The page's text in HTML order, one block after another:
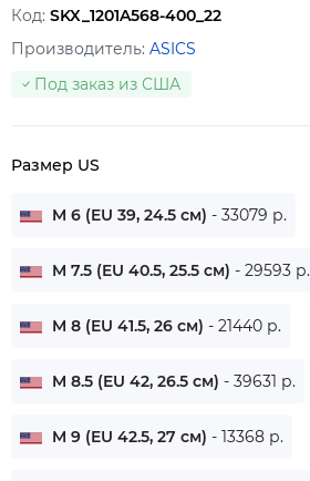
Код: SKX_1201A568-400_22
Производитель: ASICS
Под заказ из США
Размер US
M 6 (EU 39, 24.5 см) - 33079 р.
M 7.5 (EU 40.5, 25.5 см) - 29593 р.
M 8 (EU 41.5, 26 см) - 21440 р.
M 8.5 (EU 42, 26.5 см) - 39631 р.
M 9 (EU 42.5, 27 см) - 13368 р.